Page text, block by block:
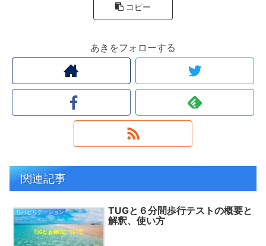
コピー
あきをフォローする
関連記事
リハビリテーション
TUGと６分間歩行テストの概要と
解釈、使い方